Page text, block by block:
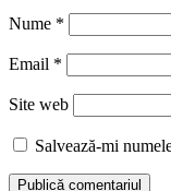
Nume *
Email *
Site web
Salvează-mi